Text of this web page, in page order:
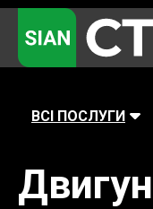
ВСІ ПОСЛУГИ
Діагностика
Двигун